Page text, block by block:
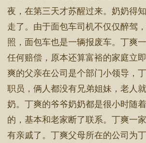
夜，在第三天才苏醒过来。奶奶得
走了。由于面包车司机不仅仅醉驾
照，面包车也是一辆报废车。丁爽
任何赔偿，原本还算富裕的家庭立
爽的父亲在公司是个部门小领导，
职员，俩人都没有兄弟姐妹，老人
奶。丁爽的爷爷奶奶都是很小时随
的，基本和老家断了联系。丁爽一
有亲戚了。丁爽父母所在的公司为